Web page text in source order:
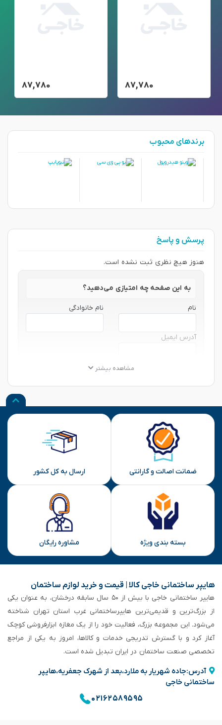
۸۷,۷۸۰ ۸۷,۷۸۰
برندهای محبوب
پرسش و پاسخ
هنوز هیچ نظری ثبت نشده است.
به این صفحه چه امتیازی می‌دهید؟
نام نام خانوادگی
آدرس ایمیل
★
ارسال
مشاهده بیشتر
ضمانت اصالت و گارانتی ارسال به کل کشور
بسته بندی ویژه مشاوره رایگان
هایپر ساختمانی خاجی‌ کالا | قیمت و خرید لوازم ساختمان
هایپر ساختمانی خاجی‌ با بیش از ۵۰ سال سابقه‌ درخشان، به عنوان یکی
از بزرگ‌ترین و قدیمی‌ترین هایپرساختمانی‌ غرب استان تهران شناخته
می‌شود. این مجموعه بزرگ، فعالیت خود را از یک مغازه ابزارفروشی کوچک
آغاز کرد و با گسترش تدریجی خدمات و کالاها، امروز به یکی از مراجع
تخصصی صنعت ساختمان در ایران تبدیل شده است.
آدرس:جاده شهریار به ملارد،بعد از شهرک جعفریه،هایپر
ساختمانی خاجی
۰۲۱۶۲۵۸۹۵۹۵